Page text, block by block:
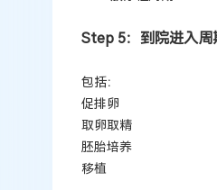
Step 5：到院进入周
包括：
促排卵
取卵取精
胚胎培养
移植